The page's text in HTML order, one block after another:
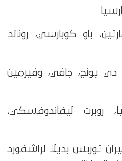
باو كوبارسي، رونالد
يونج، جافي، وفيرمين
روبرت ليفاندوفسكي،
توريس بديلا لراشفورد